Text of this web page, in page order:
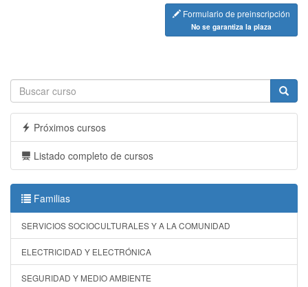
Formulario de preinscripción
No se garantiza la plaza
Próximos cursos
Listado completo de cursos
Familias
SERVICIOS SOCIOCULTURALES Y A LA COMUNIDAD
ELECTRICIDAD Y ELECTRÓNICA
SEGURIDAD Y MEDIO AMBIENTE